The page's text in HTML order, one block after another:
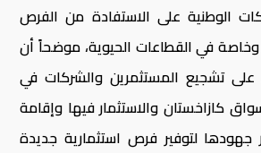
الوطنية على الاستفادة من الفرص
وخاصة في القطاعات الحيوية، موضحاً أن
تشجيع المستثمرين والشركات في
كازاخستان والاستثمار فيها وإقامة
لتوفير فرص استثمارية جديدة